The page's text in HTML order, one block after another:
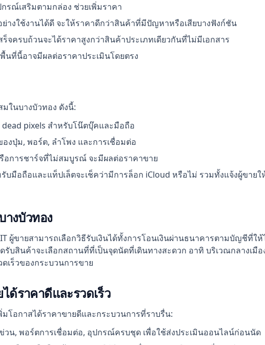
รณ์เสริมตามกล่อง ช่วยเพิ่มราคา
างใช้งานได้ดี จะให้ราคาดีกว่าสินค้าที่มีปัญหาหรือเสียบางฟังก์ชัน
จครบถ้วนจะได้ราคาสูงกว่าสินค้าประเภทเดียวกันที่ไม่มีเอกสาร
ที่นี้อาจมีผลต่อราคาประเมินโดยตรง
มในบางบัวทอง ดังนี้:
pixels สำหรับโน๊ตบุ๊คและมือถือ
งปุ่ม, พอร์ต, ลำโพง และการเชื่อมต่อ
อการชาร์จที่ไม่สมบูรณ์ จะมีผลต่อราคาขาย
บมือถือและแท็ปเล็ตจะเช็คว่ามีการล็อก iCloud หรือไม่ รวมทั้งแจ้งผู้ขายใ
งบัวทอง
ผู้ขายสามารถเลือกวิธีรับเงินได้ทั้งการโอนเงินผ่านธนาคารตามบัญชีที่ให้
บสินค้าจะเลือกสถานที่ที่เป็นจุดนัดที่เดินทางสะดวก อาทิ บริเวณกลางเมื
เร็วของกระบวนการขาย
ด้ราคาดีและรวดเร็ว
โอกาสได้ราคาขายดีและกระบวนการที่ราบรื่น:
วน, พอร์ตการเชื่อมต่อ, อุปกรณ์ครบชุด เพื่อใช้ส่งประเมินออนไลน์ก่อนนัด